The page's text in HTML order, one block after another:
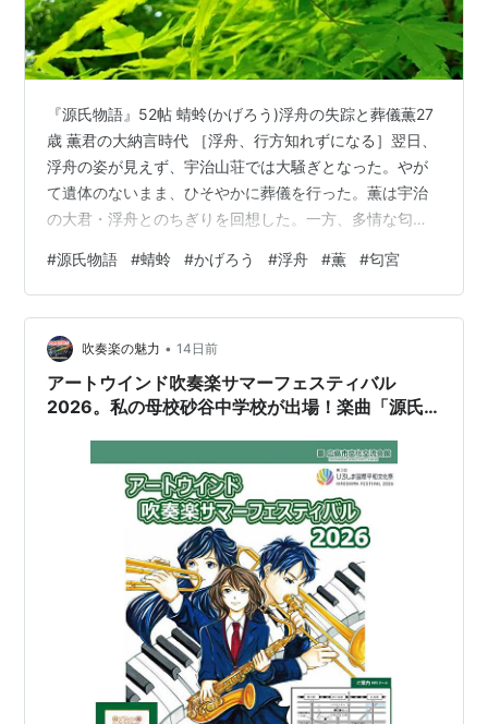
『源氏物語』52帖 蜻蛉(かげろう)浮舟の失踪と葬儀薫27
歳 薫君の大納言時代 ［浮舟、行方知れずになる］翌日、
浮舟の姿が見えず、宇治山荘では大騒ぎとなった。やが
て遺体のないまま、ひそやかに葬儀を行った。薫は宇治
の大君・浮舟とのちぎりを回想した。一方、多情な匂宮
は薫が宇治の三姉妹との因縁を想い詠んだ和歌に因む。
「ありと見て手にはとられず見ればまた ゆくへもしらず
消えしかげろふ」 ※写真は、「昆虫 カゲロウ」／無料(フ
リー)写真素材を使用 【源氏物語52帖に出てくる主な登
場人物】 薫（かおる）源氏物語第三部の主人公。表向き
は光源氏と女三の宮の子…
#源氏物語 #蜻蛉 #かげろう #浮舟 #薫 #匂宮
吹奏楽の魅力 • 14日前
アートウインド吹奏楽サマーフェスティバル
2026。私の母校砂谷中学校が出場！楽曲「源氏